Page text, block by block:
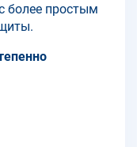
более простым